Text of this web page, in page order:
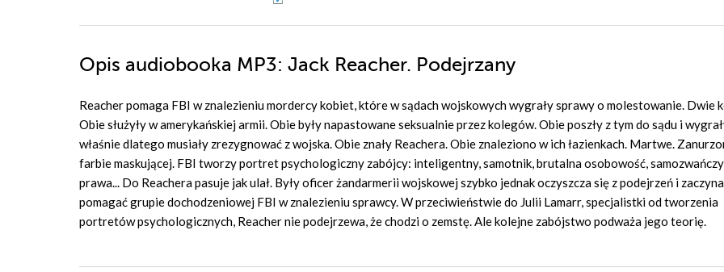
Opis audiobooka MP3: Jack Reacher. Podejrzany
Reacher pomaga FBI w znalezieniu mordercy kobiet, które w sądach wojskowych wygrały sprawy o molestowanie. Dwie
Obie służyły w amerykańskiej armii. Obie były napastowane seksualnie przez kolegów. Obie poszły z tym do sądu i
właśnie dlatego musiały zrezygnować z wojska. Obie znały Reachera. Obie znaleziono w ich łazienkach. Martwe.
farbie maskującej. FBI tworzy portret psychologiczny zabójcy: inteligentny, samotnik, brutalna osobowość,
prawa... Do Reachera pasuje jak ulał. Były oficer żandarmerii wojskowej szybko jednak oczyszcza się z podejrzeń i zaczyna
pomagać grupie dochodzeniowej FBI w znalezieniu sprawcy. W przeciwieństwie do Julii Lamarr, specjalistki od tworzenia
portretów psychologicznych, Reacher nie podejrzewa, że chodzi o zemstę. Ale kolejne zabójstwo podważa jego teorię.